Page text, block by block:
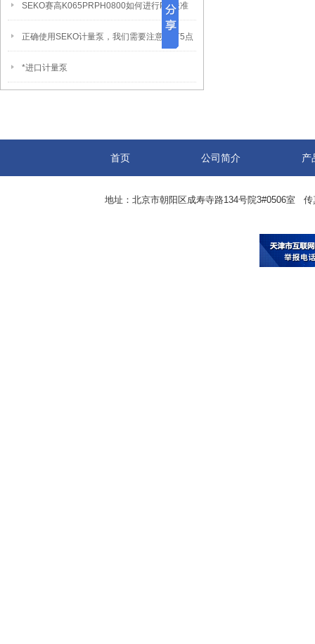
SEKO赛高K065PRPH0800如何进行PH校准
正确使用SEKO计量泵，我们需要注意以下5点
*进口计量泵
首页 公司简介 产
地址：北京市朝阳区成寿寺路134号院3#0506室